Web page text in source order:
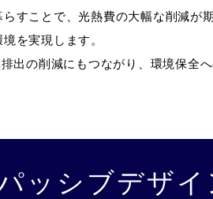
すことで、光熱費の大幅な削減
を実現します。
出の削減にもつながり、環境保全
ッシブデザ